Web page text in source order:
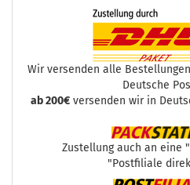
Wir versenden alle
Deutsche
ab 200€ versenden wir in
Zustellung auch an eine
"Postfiliale